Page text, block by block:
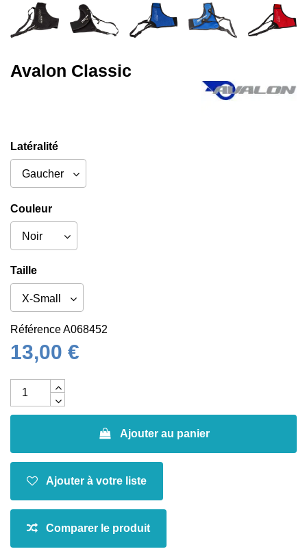
Avalon Classic
Latéralité
Couleur
Taille
RéférenceA068452
13,00 €
Ajouter au panier